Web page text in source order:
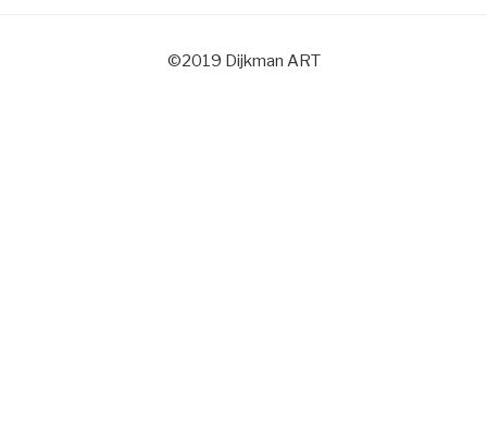
©2019 Dijkman ART